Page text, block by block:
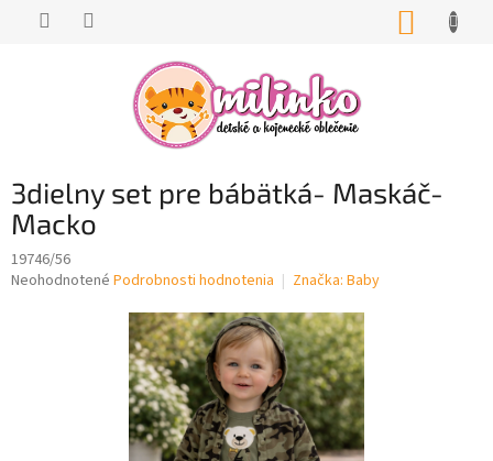
3dielny set pre bábätká- Maskáč-
Macko
19746/56
Priemerné
Neohodnotené Podrobnosti hodnotenia Značka: Baby